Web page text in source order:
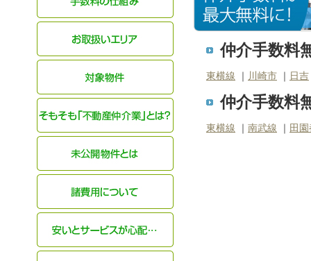
仲介手数料
東横線 ｜ 川崎市 ｜ 日吉
仲介手数料
東横線 ｜ 南武線 ｜ 田